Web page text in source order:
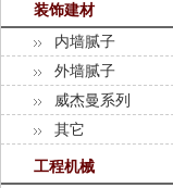
装饰建材
内墙腻子
外墙腻子
威杰曼系列
其它
工程机械